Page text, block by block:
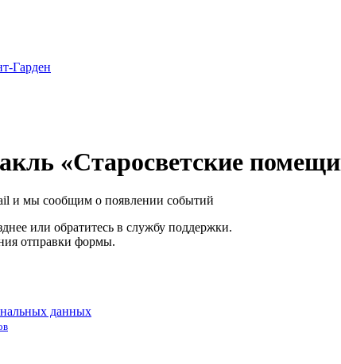
Гарден
«Старосветские
и мы сообщим о появлении событий
или обратитесь в службу поддержки.
отправки формы.
данных